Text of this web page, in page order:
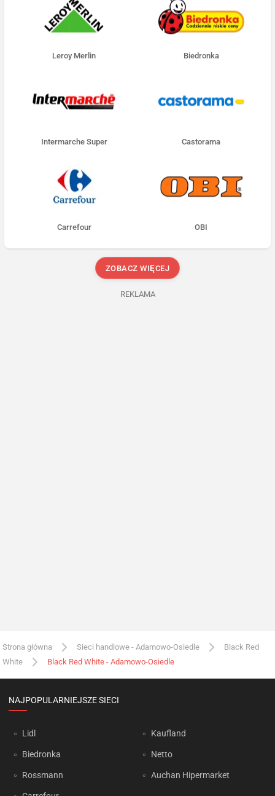
Leroy Merlin Biedronka
Intermarche Super Castorama
Carrefour OBI
ZOBACZ WIĘCEJ
REKLAMA
Strona główna Sieci handlowe - Adamowo-Osiedle
Black Red
White
Black Red White - Adamowo-Osiedle
NAJPOPULARNIEJSZE SIECI
Lidl
Biedronka
Rossmann
Kaufland
Netto
Auchan Hipermarket